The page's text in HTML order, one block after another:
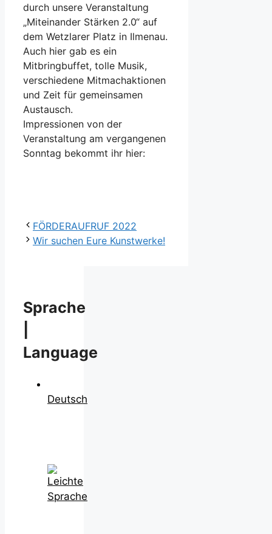
durch unsere Veranstaltung
„Miteinander Stärken 2.0“ auf
dem Wetzlarer Platz in Ilmenau.
Auch hier gab es ein
Mitbringbuffet, tolle Musik,
verschiedene Mitmachaktionen
und Zeit für gemeinsamen
Austausch.
Impressionen von der
Veranstaltung am vergangenen
Sonntag bekommt ihr hier:
FÖRDERAUFRUF 2022
Wir suchen Eure Kunstwerke!
Sprache
Language
Deutsch